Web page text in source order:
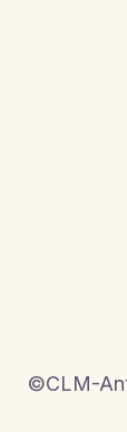
©CLM-